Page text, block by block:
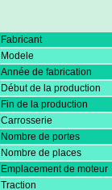
Fabricant
Modele
Année de fabrication
Début de la production
Fin de la production
Carrosserie
Nombre de portes
Nombre de places
Emplacement de moteur
Traction